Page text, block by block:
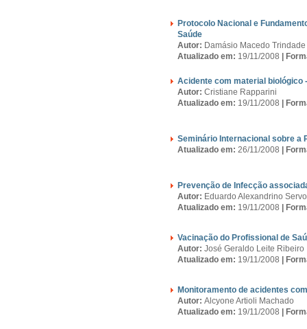
Protocolo Nacional e
Saúde
Autor: Damásio Macedo Trindade
Atualizado em: 19/11/2008
Acidente com material biológico
Autor: Cristiane Rapparini
Atualizado em: 19/11/2008
Seminário Internacional sobre a
Atualizado em: 26/11/2008
Prevenção de Infecção
Autor: Eduardo Alexandrino
Atualizado em: 19/11/2008
Vacinação do Profissional de
Autor: José Geraldo Leite Ribeiro
Atualizado em: 19/11/2008
Monitoramento de acidentes
Autor: Alcyone Artioli Machado
Atualizado em: 19/11/2008